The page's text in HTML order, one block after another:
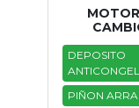
DEPOSITO
PIÑON